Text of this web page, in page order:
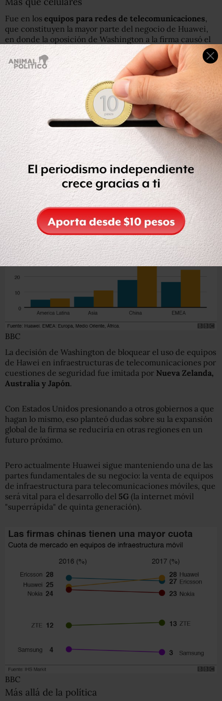
Fue en los equipos para redes de telecomunicaciones,
que constituyen la mayor parte del negocio de Huawei,
en donde la oposición de Washington a la firma causó el
mayor impacto. Aunque la firma siguió creciendo.
Estados Unidos prohibió el uso de los equipos de Huawei
en redes de comunicaciones, advirtió sobre "amenazas
para la seguridad" y pidió a otros gobiernos que siguieran
su ejemplo.
Sin embargo, en todas las partes del mundo, incluso en
EE.UU., el mercado de los productos Huawei ha crecido
durante los últimos tres años.
BBC
La decisión de Washington de bloquear el uso de equipos
de Hawei en infraestructuras de telecomunicaciones por
cuestiones de seguridad fue imitada por Nueva Zelanda,
Australia y Japón.
Con Estados Unidos presionando a otros gobiernos a que
hagan lo mismo, eso planteó dudas sobre su la expansión
global de la firma se reduciría en otras regiones en un
futuro próximo.
Pero actualmente Huawei sigue manteniendo una de las
partes fundamentales de su negocio: la venta de equipos
de infraestructura para telecomunicaciones móviles, que
será vital para el desarrollo del 5G (la internet móvil
"superrápida" de quinta generación).
BBC
Más allá de la política